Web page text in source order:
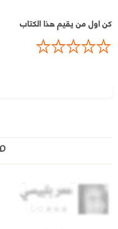
كن اول من يقيم هذا الكتاب